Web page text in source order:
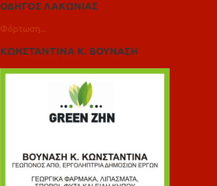
ΟΔΗΓΟΣ ΛΑΚΩΝΙΑΣ
Φόρτωση...
ΚΩΝΣΤΑΝΤΙΝΑ Κ. ΒΟΥΝΑΣΗ